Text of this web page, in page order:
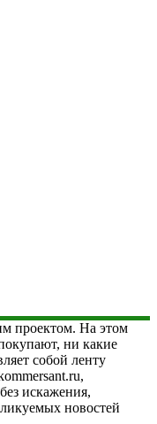
проектом. На этом
ни какие
собой ленту
искажения,
новостей